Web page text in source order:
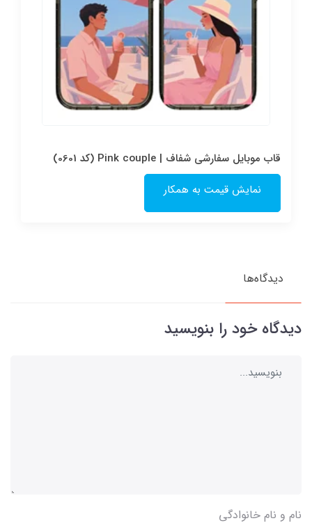
قاب موبایل سفارشی شفاف | Pink couple (کد 0601)
نمایش قیمت به همکار
دیدگاه‌ها
دیدگاه خود را بنویسید
نام و نام خانوادگی